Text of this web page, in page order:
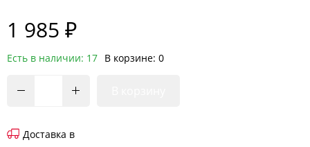
1 985 ₽
Есть в наличии: 17 В корзине: 0
Доставка в